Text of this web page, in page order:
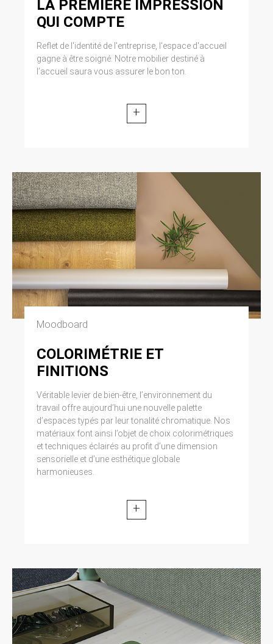
LA PREMIÈRE IMPRESSION
QUI COMPTE
Reflet de l'identité de l'entreprise, l'espace d'accueil
gagne à être soigné. Notre mobilier destiné à
l’accueil saura vous assurer le bon ton.
+
Moodboard
COLORIMÉTRIE ET
FINITIONS
Véritable levier de bien-être, l’environnement du
travail offre aujourd’hui une nouvelle palette
d’espaces typés par leur tonalité chromatique. Nos
matériaux font ainsi l’objet de choix colorimétriques
et techniques éclairés au profit d’une dimension
sensorielle et d’une esthétique globale
harmonieuses.
+